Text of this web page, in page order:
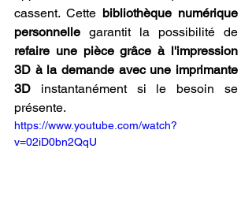
cassent. Cette bibliothèque numérique
personnelle
refaire une pièce grâce à l'impression
3D à la demande avec une imprimante
3D instantanément si le besoin se
présente.
https://www.youtube.com/watch?
v=02iD0bn2QqU